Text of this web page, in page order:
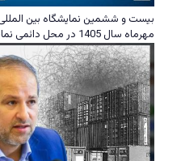
مهرماه سال 1405 در محل دائمی نمایشگاه های بین المللی تهران